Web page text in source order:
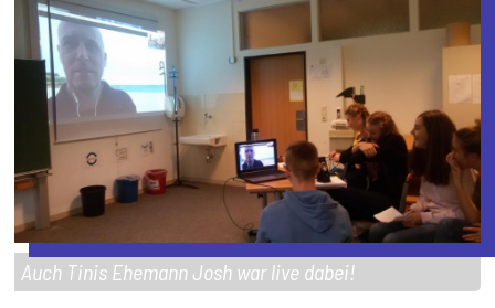
Auch Tinis Ehemann Josh war live dabei!